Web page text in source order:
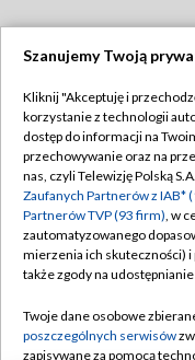
Abonament TVP
Emisja w TVP
Centrum informacji
Naziemna
Rada Programowa
Szanujemy Twoją
Kliknij "Akceptuję i
korzystanie z technologii
dostęp do informacji na
przechowywanie oraz na
nas, czyli Telewizję Polską
Zaufanych Partnerów z IAB*
Partnerów TVP (93 firm), w
zautomatyzowanego
mierzenia ich skuteczności) i
także zgody na
Twoje dane osobowe
poszczególnych serwisów
zapisywane za pomocą